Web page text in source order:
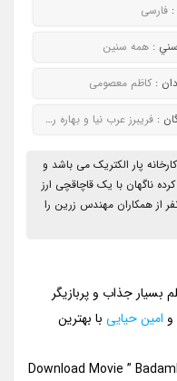
: فارسی
: همه سنین
: کاظم معصومی
: فریبرز عرب نیا و بهاره رهنما
پار الکتریک می باشد و
ناگهان با یک قاچاقچی ارز
میفتد. در این میان قاچاقچی ها 3 نفر از همکاران مهندس زرین را
بسیار جذاب و پربازیگر
و امین حیایی با بهترین
Download Movie ”